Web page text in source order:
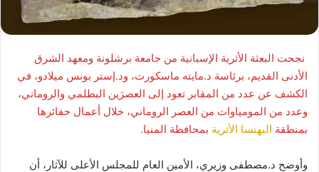
نجحت البعثة الأثرية الإسبانية من جامعة برشلونة ومعهد الشرق
الأدنى القديم، برئاسة د.مايته ماسكورت، ود.إستر بونس ميلادو، في
الكشف عن عدد من المقابر تعود إلى العصرَين البطلمي والروماني،
وعدد من المومياوات من العصر الروماني، خلال أعمال حفائرها
بمنطقة البهنسا الأثرية بمحافظة المنيا.
وأوضح د.مصطفى وزيري، الأمين العام للمجلس الأعلى للآثار، أن